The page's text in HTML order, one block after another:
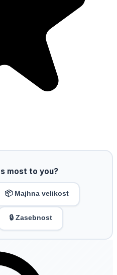
most to you?
📦 Majhna velikost
🔒 Zasebnost